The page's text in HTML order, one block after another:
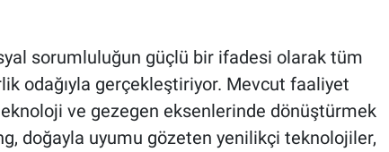
sorumluluğun güçlü bir ifadesi olarak tüm
odağıyla gerçekleştiriyor. Mevcut faaliyet
ve gezegen eksenlerinde dönüştürmek
doğayla uyumu gözeten yenilikçi teknolojiler,